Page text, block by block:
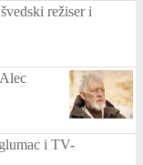
režiser i
i TV-